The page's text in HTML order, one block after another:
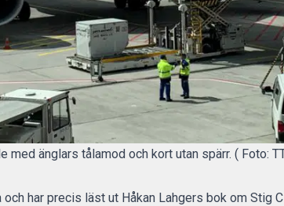
änglars tålamod och kort utan spärr. ( Foto:
har precis läst ut Håkan Lahgers bok om Stig